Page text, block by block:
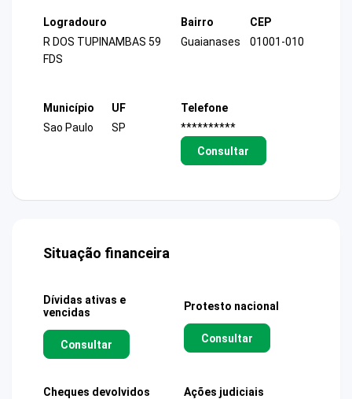
Logradouro
R DOS TUPINAMBAS 59
FDS
Bairro
Guaianases
CEP
01001-010
Município
Sao Paulo
UF
SP
Telefone
**********
Consultar
Situação financeira
Dívidas ativas e
vencidas
Consultar
Protesto nacional
Consultar
Cheques devolvidos Ações judiciais